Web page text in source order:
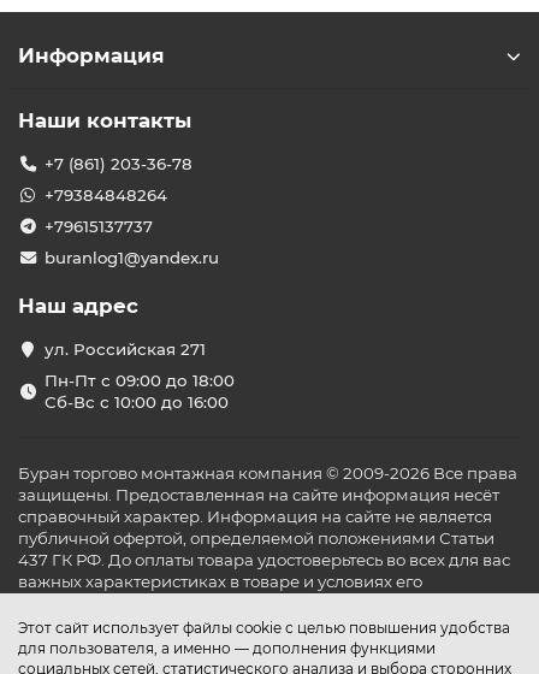
Этот сайт использует файлы cookie с целью повышения удобства
для пользователя, а именно — дополнения функциями
социальных сетей, статистического анализа и выбора сторонних
Информация
Наши контакты
+7 (861) 203-36-78
+79384848264
+79615137737
buranlog1@yandex.ru
Наш адрес
ул. Российская 271
Пн-Пт с 09:00 до 18:00
Сб-Вс с 10:00 до 16:00
Буран торгово монтажная компания © 2009-2026 Все права
защищены. Предоставленная на сайте информация несёт
справочный характер. Информация на сайте не является
публичной офертой, определяемой положениями Статьи
437 ГК РФ. До оплаты товара удостоверьтесь во всех для вас
важных характеристиках в товаре и условиях его